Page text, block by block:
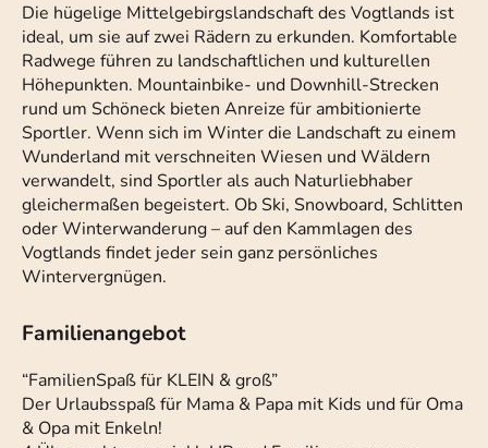
Die hügelige Mittelgebirgslandschaft des Vogtlands ist
ideal, um sie auf zwei Rädern zu erkunden. Komfortable
Radwege führen zu landschaftlichen und kulturellen
Höhepunkten. Mountainbike- und Downhill-Strecken
rund um Schöneck bieten Anreize für ambitionierte
Sportler. Wenn sich im Winter die Landschaft zu einem
Wunderland mit verschneiten Wiesen und Wäldern
verwandelt, sind Sportler als auch Naturliebhaber
gleichermaßen begeistert. Ob Ski, Snowboard, Schlitten
oder Winterwanderung – auf den Kammlagen des
Vogtlands findet jeder sein ganz persönliches
Wintervergnügen.
Familienangebot
“FamilienSpaß für KLEIN & groß”
Der Urlaubsspaß für Mama & Papa mit Kids und für Oma
& Opa mit Enkeln!